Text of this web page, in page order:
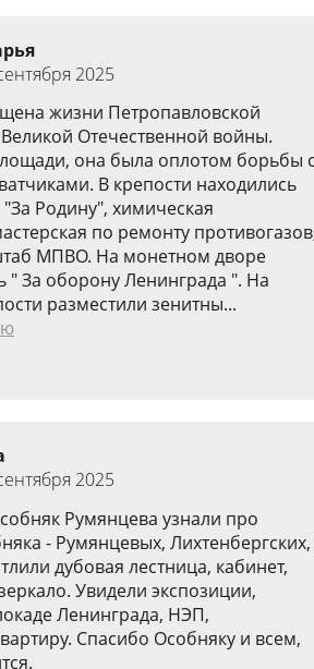
2025
жизни Петропавловской
Отечественной войны.
она была оплотом борьбы
В крепости находились
"За Родину", химическая
по ремонту
МПВО. На монетном дворе
" За оборону Ленинграда ". На
разместили зенитны...
2025
Румянцева узнали про
- Румянцевых, Лихтенбергских,
дубовая лестница, кабинет,
Увидели экспозиции,
Ленинграда, НЭП,
Спасибо Особняку и всем,